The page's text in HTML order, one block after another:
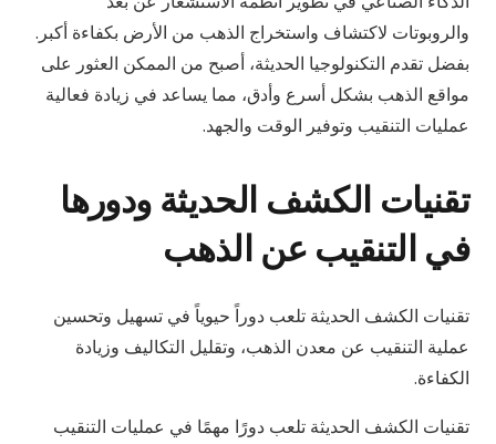
والروبوتات لاكتشاف واستخراج الذهب من الأرض بكفاءة أكبر.
بفضل تقدم التكنولوجيا الحديثة، أصبح من الممكن العثور على
مواقع الذهب بشكل أسرع وأدق، مما يساعد في زيادة فعالية
عمليات التنقيب وتوفير الوقت والجهد.
تقنيات الكشف الحديثة ودورها
في التنقيب عن الذهب
تقنيات الكشف الحديثة تلعب دوراً حيوياً في تسهيل وتحسين
عملية التنقيب عن معدن الذهب، وتقليل التكاليف وزيادة
الكفاءة.
تقنيات الكشف الحديثة تلعب دورًا مهمًا في عمليات التنقيب